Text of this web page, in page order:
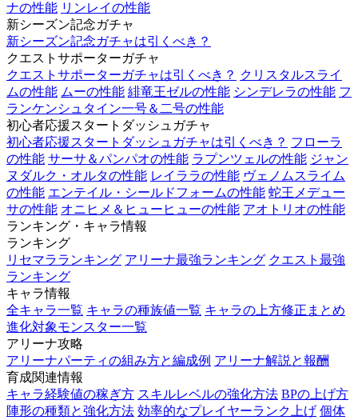
ナの性能 リンレイの性能
新シーズン記念ガチャ
新シーズン記念ガチャは引くべき？
クエストサポーターガチャ
クエストサポーターガチャは引くべき？ クリスタルスライ
ムの性能 ムーの性能 緋竜王ゼルの性能 シンデレラの性能 フ
ランケンシュタイン一号＆二号の性能
初心者応援スタートダッシュガチャ
初心者応援スタートダッシュガチャは引くべき？ フローラ
の性能 サーサ＆パンパオの性能 ラプンツェルの性能 ジャン
ヌダルク・オルタの性能 レイララの性能 ヴェノムスライム
の性能 エンテイル・シールドフォームの性能 蛇王メデュー
サの性能 オニヒメ＆ヒューヒューの性能 アオトリオの性能
ランキング・キャラ情報
ランキング
リセマラランキング アリーナ最強ランキング クエスト最強
ランキング
キャラ情報
全キャラ一覧 キャラの種族値一覧 キャラの上方修正まとめ
進化対象モンスター一覧
アリーナ攻略
アリーナパーティの組み方と編成例 アリーナ解説と報酬
育成関連情報
キャラ経験値の稼ぎ方 スキルレベルの強化方法 BPの上げ方
陣形の種類と強化方法 効率的なプレイヤーランク上げ 個体